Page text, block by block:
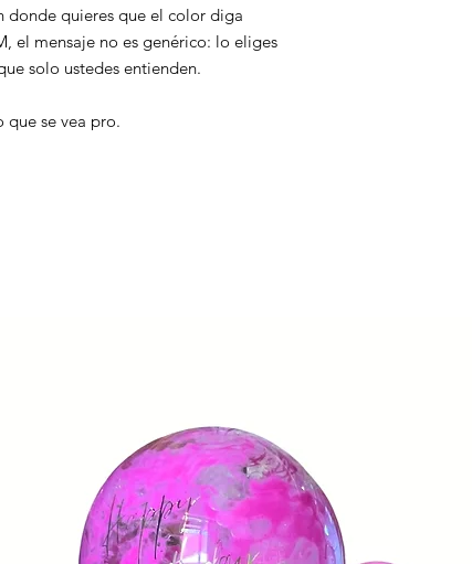
donde quieres que el color diga
el mensaje no es genérico: lo eliges
solo ustedes entienden.
que se vea pro.